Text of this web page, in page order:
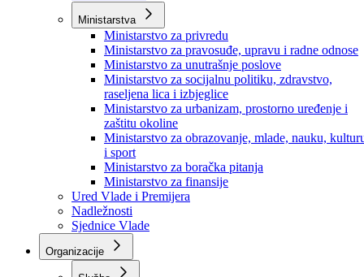
Vlada BPK Goražde
Premijer
Članovi Vlade
Ministarstva
Ministarstvo za privredu
Ministarstvo za pravosuđe, upravu i radne odnose
Ministarstvo za unutrašnje poslove
Ministarstvo za socijalnu politiku, zdravstvo,
raseljena lica i izbjeglice
Ministarstvo za urbanizam, prostorno uređenje i
zaštitu okoline
Ministarstvo za obrazovanje, mlade, nauku,
i sport
Ministarstvo za boračka pitanja
Ministarstvo za finansije
Ured Vlade i Premijera
Nadležnosti
Sjednice Vlade